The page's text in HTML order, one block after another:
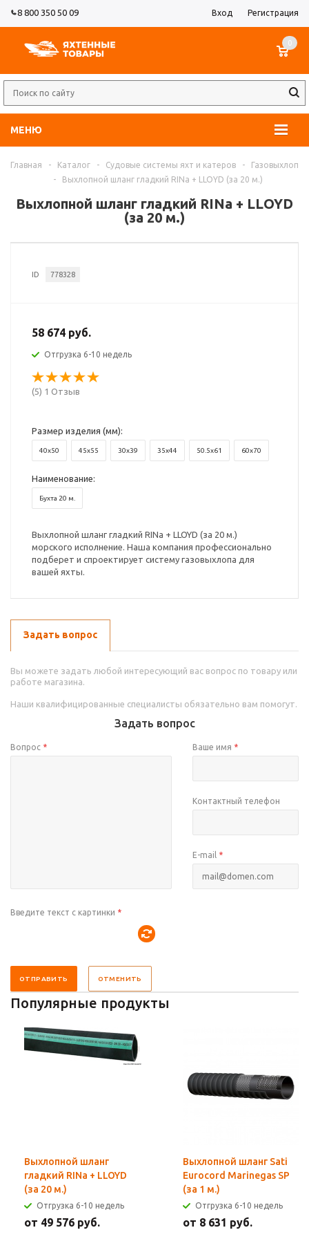
8 800 350 50 09 Вход Регистрация
МЕНЮ
0
Главная - Каталог - Судовые системы яхт и катеров -
Газовыхлоп
-
Выхлопной шланг гладкий RINa + LLOYD (за 20 м.)
Выхлопной шланг гладкий RINa + LLOYD
(за 20 м.)
ID 778328
58 674 руб.
Отгрузка 6-10 недель
(5) 1 Отзыв
Размер изделия (мм):
40x50 45x55 30x39 35x44 50.5x61 60x70
Наименование:
Бухта 20 м.
Выхлопной шланг гладкий RINa + LLOYD (за 20 м.)
морского исполнение. Наша компания профессионально
подберет и спроектирует систему газовыхлопа для
вашей яхты.
Задать вопрос
Вы можете задать любой интересующий вас вопрос по товару или
работе магазина.
Наши квалифицированные специалисты обязательно вам помогут.
Задать вопрос
Вопрос * Ваше имя *
Контактный телефон
E-mail *
Введите текст с картинки *
ОТПРАВИТЬ ОТМЕНИТЬ
Популярные продукты
Выхлопной шланг
гладкий RINa + LLOYD
(за 20 м.)
Отгрузка 6-10 недель
от 49 576 руб.
Выхлопной шланг Sati
Eurocord Marinegas SP
(за 1 м.)
Отгрузка 6-10 недель
от 8 631 руб.